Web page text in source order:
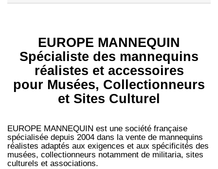
EUROPE MANNEQUIN
Spécialiste des mannequins
réalistes et accessoires
pour Musées, Collectionneurs
et Sites Culturel
EUROPE MANNEQUIN est une société française
spécialisée depuis 2004 dans la vente de mannequins
réalistes adaptés aux exigences et aux spécificités des
musées, collectionneurs notamment de militaria, sites
culturels et associations.